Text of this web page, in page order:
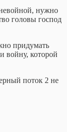
нужно
головы господ
придумать
войну, которой
поток 2 не